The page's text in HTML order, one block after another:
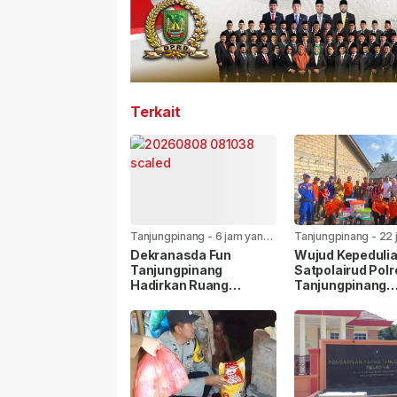
Terkait
Tanjungpinang - 6 jam yang
lalu
Dekranasda Fun
Tanjungpinang
Hadirkan Ruang
Promosi UMKM
Tanjungpinang - 22
yang lalu
Wujud
Satpolairud
Tanjungpinang
Korban Laka Laut